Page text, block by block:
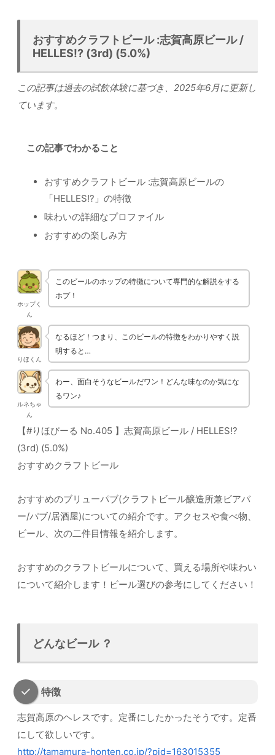
おすすめクラフトビール :志賀高原ビール /
HELLES!? (3rd) (5.0%)
この記事は過去の試飲体験に基づき、2025年6月に更新し
ています。
この記事でわかること
おすすめクラフトビール :志賀高原ビールの
「HELLES!?」の特徴
味わいの詳細なプロファイル
おすすめの楽しみ方
ホップく
ん
このビールのホップの特徴について専門的な解説をする
ホプ！
りほくん
なるほど！つまり、このビールの特徴をわかりやすく説
明すると…
ルネちゃ
ん
わー、面白そうなビールだワン！どんな味なのか気にな
るワン♪
【#りほびーる No.405 】志賀高原ビール / HELLES!?
(3rd) (5.0%)
おすすめクラフトビール
おすすめのブリューパブ(クラフトビール醸造所兼ビアバ
ー/パブ/居酒屋)についての紹介です。アクセスや食べ物、
ビール、次の二件目情報を紹介します。
おすすめのクラフトビールについて、買える場所や味わい
について紹介します！ビール選びの参考にしてください！
どんなビール ？
特徴
志賀高原のヘレスです。定番にしたかったそうです。定番
にして欲しいです。
http://tamamura-honten.co.jp/?pid=163015355